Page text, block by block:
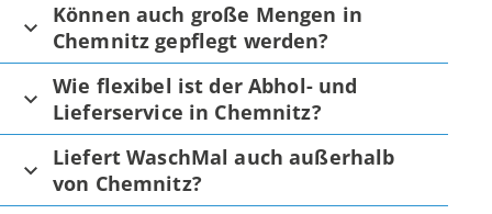
Können auch große Mengen in
Chemnitz gepflegt werden?
Wie flexibel ist der Abhol- und
Lieferservice in Chemnitz?
Liefert WaschMal auch außerhalb
von Chemnitz?